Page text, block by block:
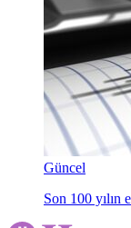
Güncel
Son 100 yılın